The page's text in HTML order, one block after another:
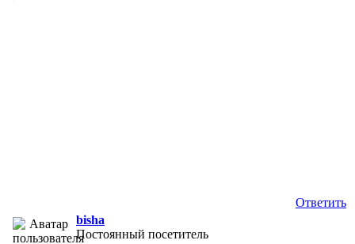
Ответить
bisha
Постоянный посетитель